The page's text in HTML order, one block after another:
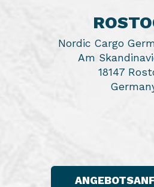
Nordic Cargo
Am
18147